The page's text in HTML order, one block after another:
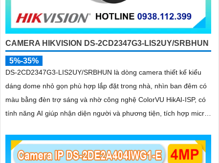
CAMERA HIKVISION DS-2CD2347G3-LIS2UY/SRBHUN
5%-35%
DS-2CD2347G3-LIS2UY/SRBHUN là dòng camera thiết kế kiểu
dáng dome nhỏ gọn phù hợp lắp đặt trong nhà, nhìn ban đêm có
màu bằng đèn trợ sáng và nhờ công nghệ ColorVU HikAI-ISP, có
tính năng AI giúp nhận diện người và phương tiện, tích hợp micro